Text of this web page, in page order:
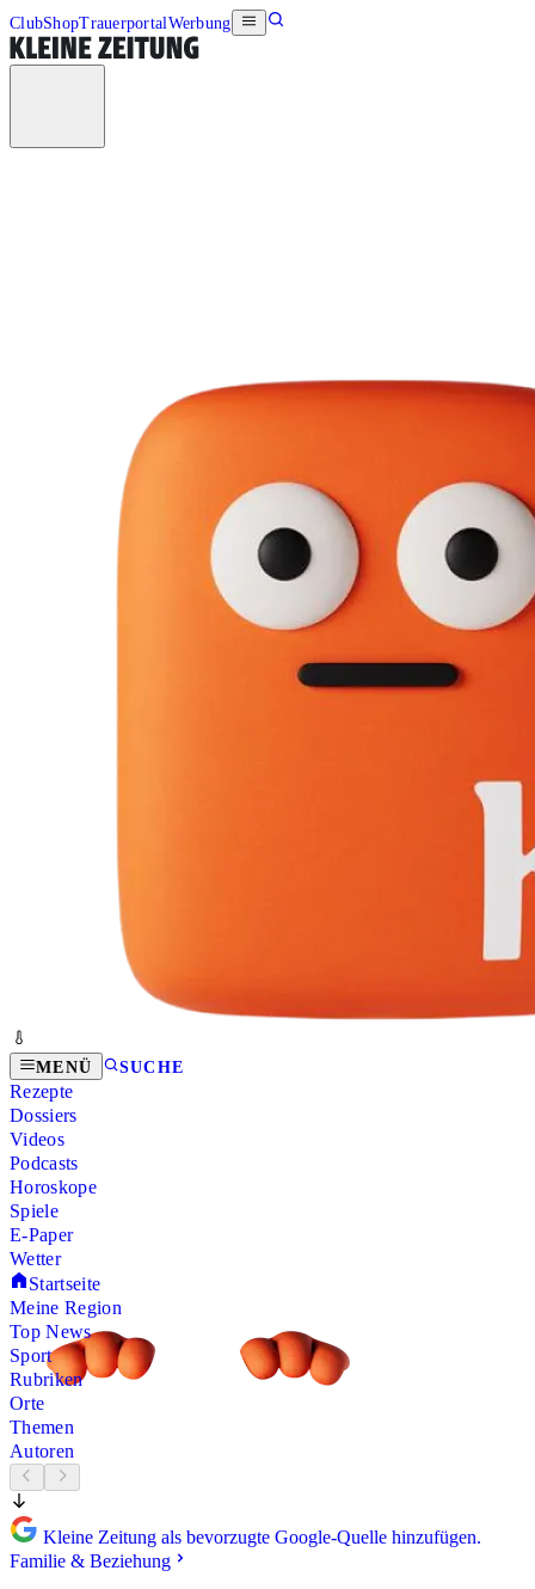
ClubShopTrauerportalWerbung
MENÜ SUCHE
Rezepte
Dossiers
Videos
Podcasts
Horoskope
Spiele
E-Paper
Wetter
Startseite
Meine Region
Top News
Sport
Rubriken
Orte
Themen
Autoren
Kleine Zeitung als bevorzugte Google-Quelle hinzufügen.
Familie & Beziehung